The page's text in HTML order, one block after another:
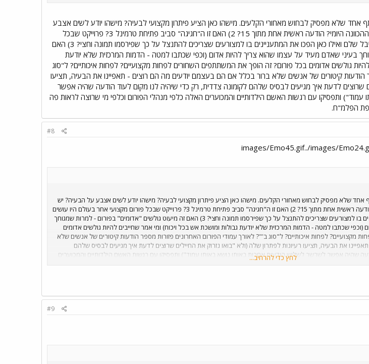
שלא מפסיק לבחוש מאחורי הקלעים. מישהו כאן הציע פיתרון מקצועי לבעיה? מישהו יודע לשים אצבע
על הבעיה? יש בכלל בעיה? 1) האם זה שרשור ההכוונה היומי? הודעה ראשית אחת מתוך 15? 2) האם זו ה"חגיגה" סביב פתיחת טרמינל 3? פרוייקט שבכל
פורום מקצועי אחר בעולם היו עושים סביבו פסטיבל שלם ואילו כאן הפכו את המתעניינים בו למצורעים שצריכים להתנצל על כך שפירסמו תמונה וחצי? 3) האם
בעיני שאדם מעיד על עצמו שהוא צריך להיות אדום (וכפי שכתבו למטה - הדמות המרכזית שלא יודעת
גולשים אדומים בכל פורום? זה הופך את המשתתפים השחורים לפחות מקצועיים? לפחות איכותיים? ל"סוג
הודעות קיטורים של אנשים שלא ברור בכלל אם הם בעצמם יודעים מה הם רוצים - תאפיינו את הבעיה, תציעו
שרוצים לדעת איך מגיעים לבסיס שלהם לקומונה צדדית, רק כדי שיהיה לנו מקום לעוד הודעה שהיה אפשר
ותפסיקו עם רגשות האשם הילדותיים והמכוערים האלה כלפי מנהלי הפורום וכלפי מי שרוצה לראות פה
הפלמ"ח.
#8
שלא מפסיק לבחוש מאחורי הקלעים. מישהו כאן הציע פיתרון מקצועי לבעיה? מישהו יודע לשים אצבע על הבעיה? יש
בכלל בעיה? 1) האם זה שרשור ההכוונה היומי? הודעה ראשית אחת מתוך 15? 2) האם זו ה"חגיגה" סביב פתיחת טרמינל 3? פרוייקט שבכל פורום מקצועי אחר בעולם היו עושים
סביבו פסטיבל שלם ואילו כאן הפכו את המתעניינים בו למצורעים שצריכים להתנצל על כך שפירסמו תמונה וחצי? 3) האם זה מיעוט גולשים "אדומים" בפורום - למרות שמגוחך
שכתבו למטה - הדמות המרכזית שלא יודעת גבולות ומושכת אש בכל ויכוח) ומי אמר שחייבים להיות גולשים אדומים
מקצועיים? לפחות איכותיים? ל"סוג ב'"? לאורך עמודי הפורום האחרונים פזורות מספר הודעות קיטורים של אנשים שלא
את הבעיה, תציעו רעיונות לפתרון שלה (ולא "בואו נזרוק את החיילים שרוצים לדעת איך מגיעים לבסיס שלהם
שהיה אפשר לשרשר לשלוש הודעות אחרות באותו נושא באותו עמוד") ותפסיקו עם רגשות האשם הילדותיים והמכוערים
פה עוד דברים מלבד תמונות שחור לבן ורכבות מתקופת הפלמ"ח.
לחץ כדי להרחיב...
#9